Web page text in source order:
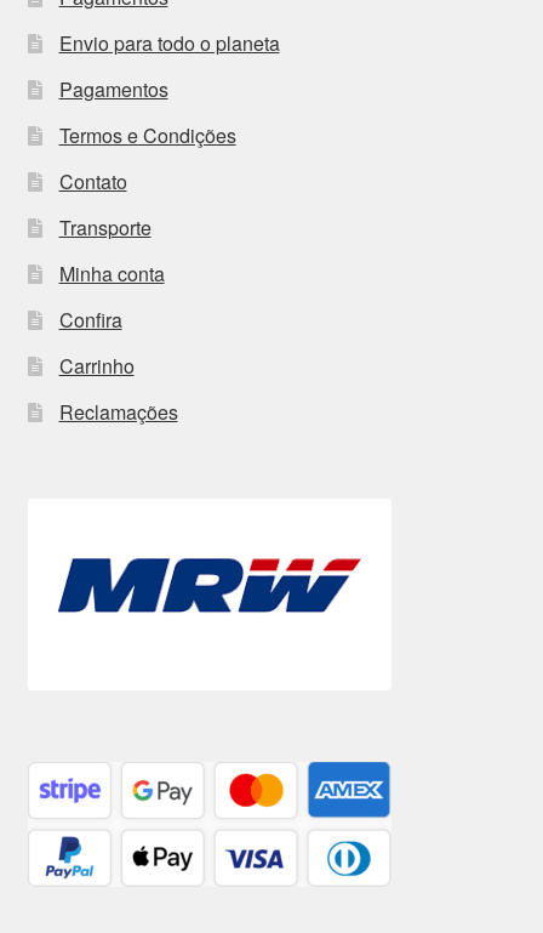
Envio para todo o planeta
Pagamentos
Termos e Condições
Contato
Transporte
Minha conta
Confira
Carrinho
Reclamações